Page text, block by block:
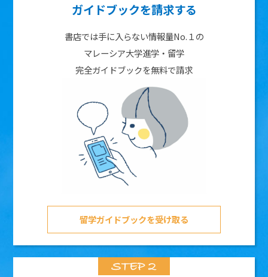
ガイドブックを請求する
書店では手に入らない情報量No.１の
マレーシア大学進学・留学
完全ガイドブックを無料で請求
留学ガイドブックを受け取る